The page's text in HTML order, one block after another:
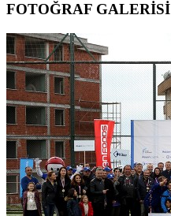
FOTOĞRAF GALERİSİ